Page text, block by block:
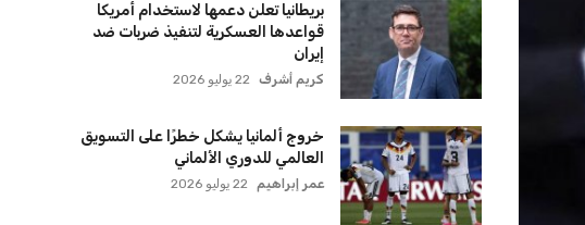
بريطانيا تعلن دعمها لاستخدام أمريكا
قواعدها العسكرية لتنفيذ ضربات ضد
إيران
كريم أشرف 22 يوليو 2026
خروج ألمانيا يشكل خطرًا على التسويق
العالمي للدوري الألماني
عمر إبراهيم 22 يوليو 2026